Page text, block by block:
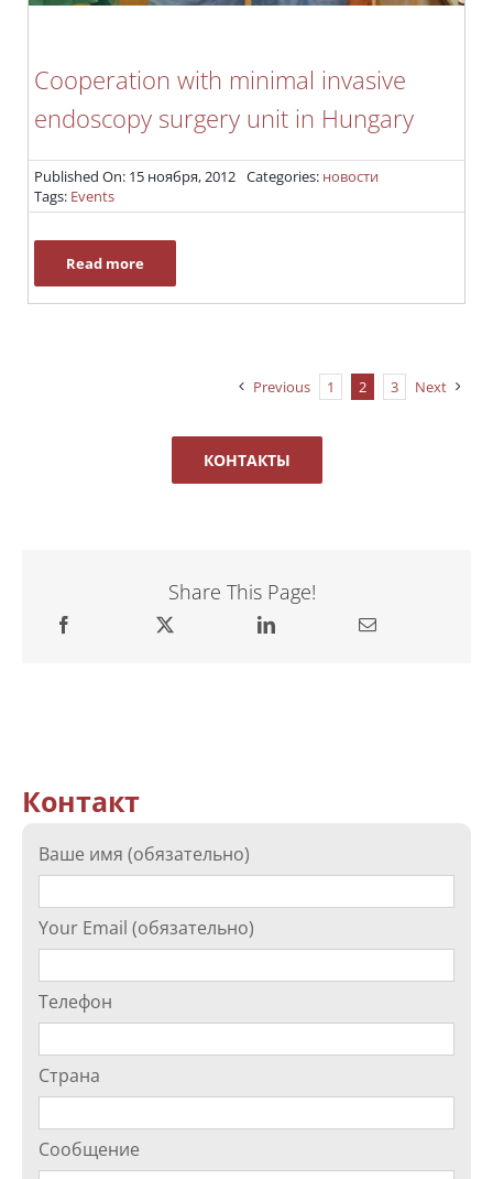
Cooperation with minimal invasive
endoscopy surgery unit in Hungary
Published On: 15 ноября, 2012 Categories: новости
Tags: Events
Read more
Previous 1 2 3 Next
КОНТАКТЫ
Share This Page!
Контакт
Ваше имя (обязательно)
Your Email (обязательно)
Телефон
Страна
Сообщение